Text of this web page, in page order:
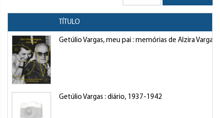
TÍTULO
Getúlio Vargas, meu pai : memórias de Alzira
Getúlio Vargas : diário, 1937-1942